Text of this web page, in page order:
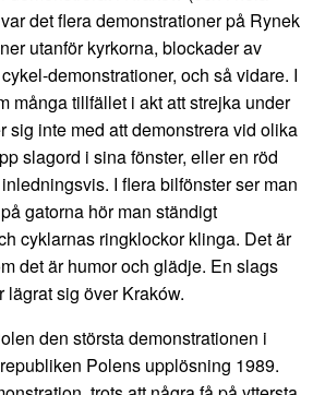
det flera demonstrationer på Rynek
utanför kyrkorna, blockader av
demonstrationer, och så vidare. I
många tillfället i akt att strejka under
sig inte med att demonstrera vid olika
slagord i sina fönster, eller en röd
I flera bilfönster ser man
gatorna hör man ständigt
cyklarnas ringklockor klinga. Det är
det är humor och glädje. En slags
lägrat sig över Kraków.
den största demonstrationen i
Polens upplösning 1989.